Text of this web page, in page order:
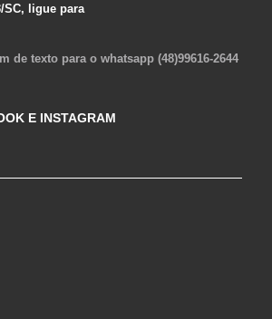
SC, ligue para
de texto para o whatsapp (48)99616-2644
E INSTAGRAM